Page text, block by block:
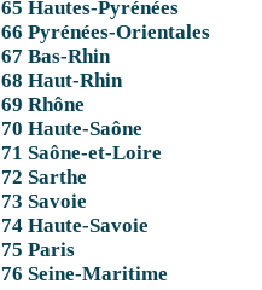
65 Hautes-Pyrénées
66 Pyrénées-Orientales
67 Bas-Rhin
68 Haut-Rhin
69 Rhône
70 Haute-Saône
71 Saône-et-Loire
72 Sarthe
73 Savoie
74 Haute-Savoie
75 Paris
76 Seine-Maritime